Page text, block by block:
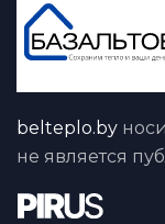
belteplo.by
не является